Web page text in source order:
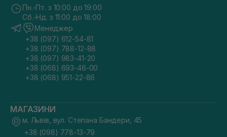
Пн.-Пт. з 10:00 до 19:00
Сб.-Нд. з 11:00 до 18:00
Менеджер
+38 (097) 612-54-81
+38 (097) 788-12-88
+38 (097) 983-41-20
+38 (068) 693-46-00
+38 (068) 951-22-86
МАГАЗИНИ
м. Львів, вул. Степана Бандери, 45
+38 (098) 778-13-79